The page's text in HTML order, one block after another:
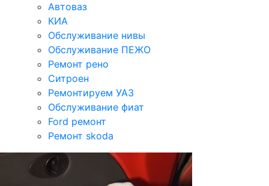
Автоваз
КИА
Обслуживание нивы
Обслуживание ПЕЖО
Ремонт рено
Ситроен
Ремонтируем УАЗ
Обслуживание фиат
Ford ремонт
Ремонт skoda